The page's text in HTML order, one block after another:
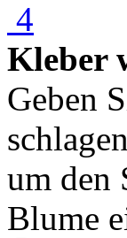
Kleber
Geben
um den
Blume